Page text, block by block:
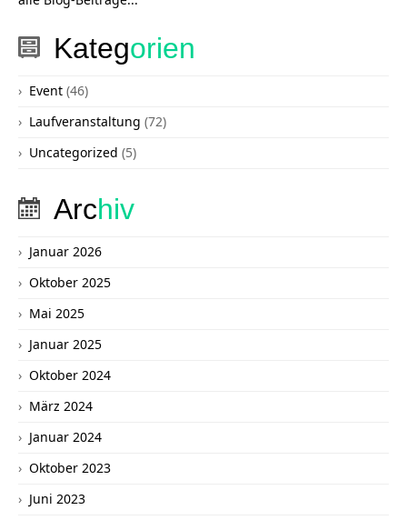
Kategorien
Event (46)
Laufveranstaltung (72)
Uncategorized (5)
Archiv
Januar 2026
Oktober 2025
Mai 2025
Januar 2025
Oktober 2024
März 2024
Januar 2024
Oktober 2023
Juni 2023